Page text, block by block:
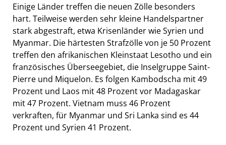
Einige Länder treffen die neuen Zölle besonders
hart. Teilweise werden sehr kleine Handelspartner
stark abgestraft, etwa Krisenländer wie Syrien und
Myanmar. Die härtesten Strafzölle von je 50 Prozent
treffen den afrikanischen Kleinstaat Lesotho und ein
französisches Überseegebiet, die Inselgruppe Saint-
Pierre und Miquelon. Es folgen Kambodscha mit 49
Prozent und Laos mit 48 Prozent vor Madagaskar
mit 47 Prozent. Vietnam muss 46 Prozent
verkraften, für Myanmar und Sri Lanka sind es 44
Prozent und Syrien 41 Prozent.